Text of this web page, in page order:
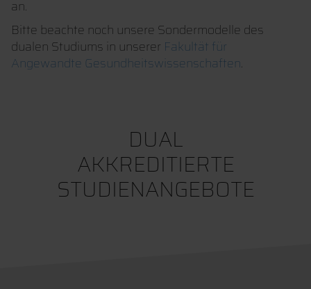
an.
Bitte beachte noch unsere Sondermodelle des
dualen Studiums in unserer Fakultät für
Angewandte Gesundheitswissenschaften.
DUAL
AKKREDITIERTE
STUDIENANGEBOTE